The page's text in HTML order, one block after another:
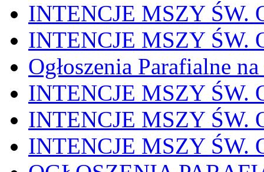
INTENCJE MSZY ŚW.
INTENCJE MSZY ŚW.
Ogłoszenia Parafialne
INTENCJE MSZY ŚW.
INTENCJE MSZY ŚW.
INTENCJE MSZY ŚW.